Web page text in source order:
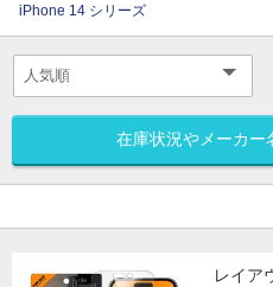
iPhone 14 シリーズ
在庫状況やメーカ
レイア